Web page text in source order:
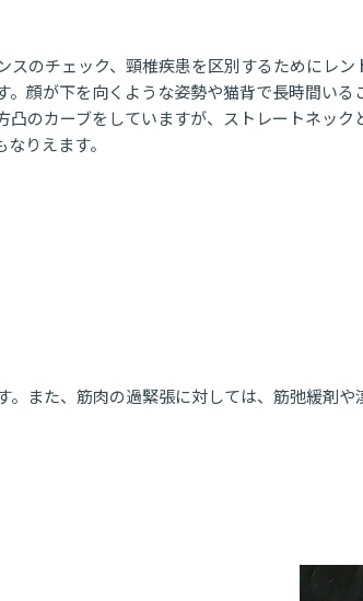
のチェック、頸椎疾患を区別するためにレ
顔が下を向くような姿勢や猫背で長時間い
のカーブをしていますが、ストレートネック
りえます。
また、筋肉の過緊張に対しては、筋弛緩剤や